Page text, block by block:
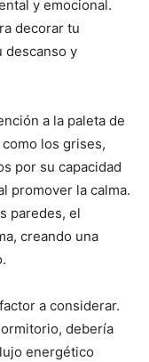
y emocional.
decorar tu
descanso y
a la paleta de
los grises,
por su capacidad
promover la calma.
paredes, el
creando una
a considerar.
debería
energético